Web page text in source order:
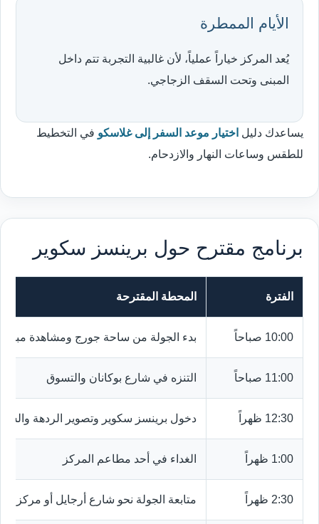
الأيام الممطرة
يُعد المركز خياراً عملياً، لأن غالبية التجربة تتم داخل
المبنى وتحت السقف الزجاجي.
يساعدك دليل اختيار موعد السفر إلى غلاسكو في التخطيط
للطقس وساعات النهار والازدحام.
برنامج مقترح حول برينسز سكوير
الفترة المحطة المقترحة
10:00 صباحاً بدء الجولة من ساحة جورج ومشاهدة
11:00 صباحاً التنزه في شارع بوكانان والتسوق
12:30 ظهراً دخول برينسز سكوير وتصوير الردهة
1:00 ظهراً الغداء في أحد مطاعم المركز
2:30 ظهراً متابعة الجولة نحو شارع أرجايل أو مركز